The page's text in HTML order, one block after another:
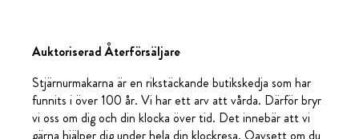
Auktoriserad Återförsäljare
Stjärnurmakarna är en rikstäckande butikskedja som har
funnits i över 100 år. Vi har ett arv att vårda. Därför bryr
vi oss om dig och din klocka över tid. Det innebär att vi